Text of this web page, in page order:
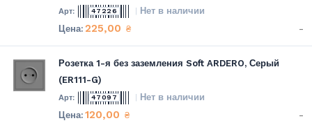
47226 Нет в наличии
225,00 ₴ -
Розетка 1-я без заземления Soft ARDERO, Серый
(ER111-G)
47097 Нет в наличии
120,00 ₴ -